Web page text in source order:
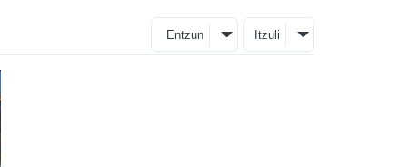
Entzun Itzuli